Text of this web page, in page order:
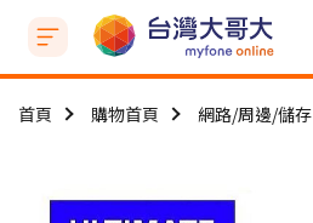
首頁 購物首頁 網路/周邊/儲存